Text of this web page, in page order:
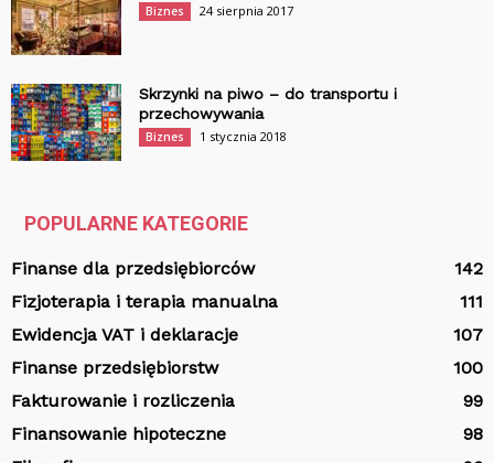
Biznes 24 sierpnia 2017
Skrzynki na piwo – do transportu i
przechowywania
Biznes 1 stycznia 2018
POPULARNE KATEGORIE
Finanse dla przedsiębiorców
142
Fizjoterapia i terapia manualna
111
Ewidencja VAT i deklaracje
107
Finanse przedsiębiorstw
100
Fakturowanie i rozliczenia
99
Finansowanie hipoteczne
98